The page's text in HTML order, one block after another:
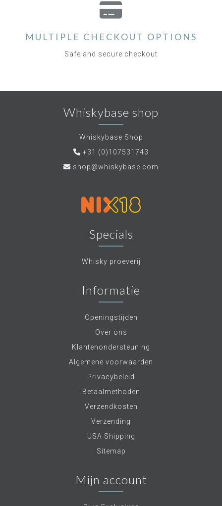
MULTIPLE CHECKOUT OPTIONS
Safe and secure checkout
Whiskybase shop
Whiskybase Shop
+31 (0)107531743
shop@whiskybase.com
Specials
Whisky proeverij
Informatie
Openingstijden
Over ons
Klantenondersteuning
Algemene voorwaarden
Privacybeleid
Betaalmethoden
Verzendkosten
Verzending
USA Shipping
Sitemap
Mijn account